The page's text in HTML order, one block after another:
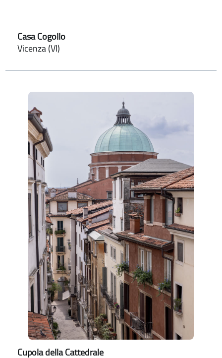
Casa Cogollo
Vicenza (VI)
Cupola della Cattedrale